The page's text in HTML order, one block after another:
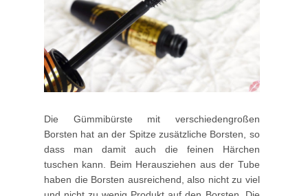
Die Gümmibürste mit verschiedengroßen
Borsten hat an der Spitze zusätzliche Borsten, so
dass man damit auch die feinen Härchen
tuschen kann. Beim Herausziehen aus der Tube
haben die Borsten ausreichend, also nicht zu viel